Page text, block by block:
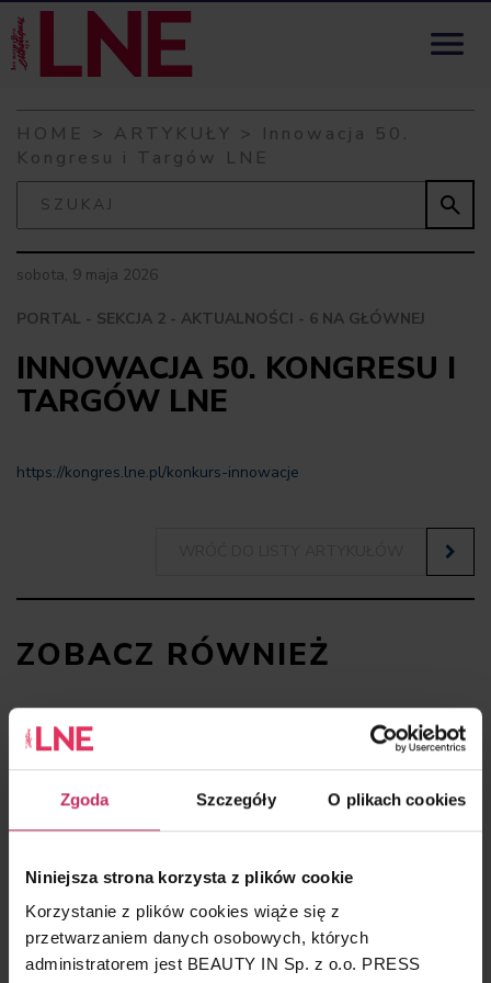
Zgoda Szczegóły O plikach cookies
Niniejsza strona korzysta z plików cookie
Korzystanie z plików cookies wiąże się z
przetwarzaniem danych osobowych, których
administratorem jest BEAUTY IN Sp. z o.o. PRESS
Skip to content

HOME > ARTYKUŁY > Innowacja 50.
Kongresu i Targów LNE

sobota, 9 maja 2026
PORTAL - SEKCJA 2 - AKTUALNOŚCI - 6 NA GŁÓWNEJ
INNOWACJA 50. KONGRESU I
TARGÓW LNE
https://kongres.lne.pl/konkurs-innowacje
ZOBACZ RÓWNIEŻ
Bez ryzyka – zabiegi regulacyjne i wyciszające
LIFTING BIZNESU
Moc zapisów, pusta kieszeń, czyli rentowność
gabinetu pod kontrolą